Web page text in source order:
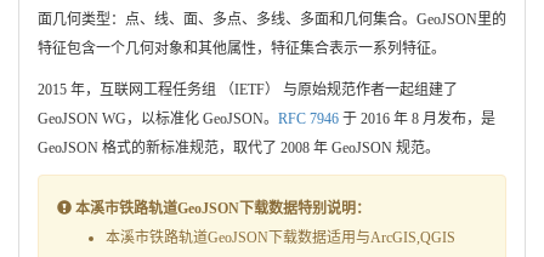
面几何类型：点、线、面、多点、多线、多面和几何集合。GeoJSON里的
特征包含一个几何对象和其他属性，特征集合表示一系列特征。
2015 年，互联网工程任务组 （IETF） 与原始规范作者一起组建了
GeoJSON WG，以标准化 GeoJSON。 RFC 7946 于 2016 年 8 月发布，是
GeoJSON 格式的新标准规范，取代了 2008 年 GeoJSON 规范。
本溪市铁路轨道GeoJSON下载数据特别说明：
本溪市铁路轨道GeoJSON下载数据适用与ArcGIS,QGIS